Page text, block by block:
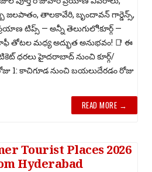
జలపాతం, తాలకావేరి, బృందావన్ గార్డెన్స్,
టిప్స్ — అన్నీ తెలుగులో!కూర్గ్ —
తోటల మధ్య అద్భుత అనుభవం! 📑 ఈ
ధరలు హైదరాబాద్ నుంచి కూర్గ్/
1: కాచిగూడ నుంచి బయలుదేరడం రోజు
READ MORE →
Tourist Places 2026
Hyderabad